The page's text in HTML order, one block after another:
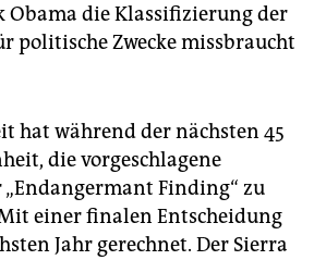
Obama die Klassifizierung der
politische Zwecke missbraucht
hat während der nächsten 45
die vorgeschlagene
Finding“ zu
einer finalen Entscheidung
Jahr gerechnet. Der Sierra